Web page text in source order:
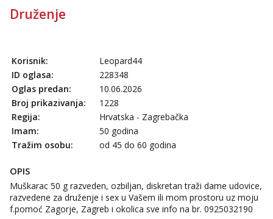
Druženje
Korisnik:
Leopard44
ID oglasa:
228348
Oglas predan:
10.06.2026
Broj prikazivanja:
1228
Regija:
Hrvatska - Zagrebačka
Imam:
50 godina
Tražim osobu:
od 45 do 60 godina
OPIS
Muškarac 50 g razveden, ozbiljan, diskretan traži dame udovice,
razvedene za druženje i sex u Vašem ili mom prostoru uz moju
f.pomoć Zagorje, Zagreb i okolica sve info na br. 0925032190